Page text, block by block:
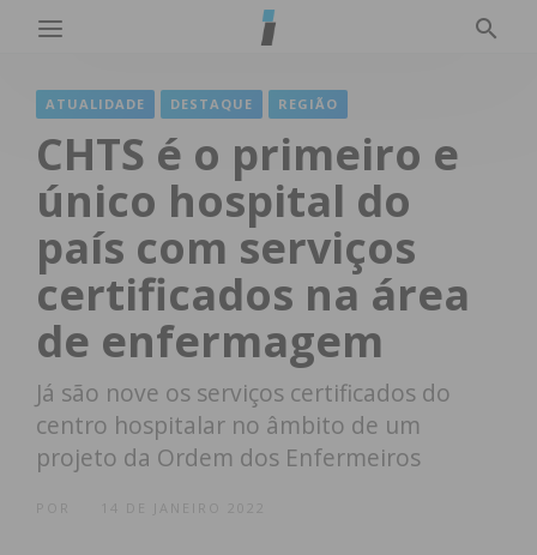
ATUALIDADE DESTAQUE REGIÃO
CHTS é o primeiro e
único hospital do
país com serviços
certificados na área
de enfermagem
Já são nove os serviços certificados do
centro hospitalar no âmbito de um
projeto da Ordem dos Enfermeiros
14 DE JANEIRO 2022